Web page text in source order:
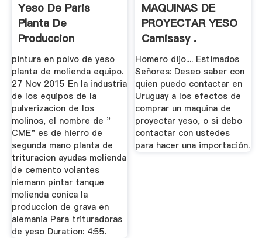
Yeso De Paris
Planta De
Produccion
pintura en polvo de yeso
planta de molienda equipo.
27 Nov 2015 En la industria
de los equipos de la
pulverizacion de los
molinos, el nombre de "
CME" es de hierro de
segunda mano planta de
trituracion ayudas molienda
de cemento volantes
niemann pintar tanque
molienda conica la
produccion de grava en
alemania Para trituradoras
de yeso Duration: 4:55.
MAQUINAS DE
PROYECTAR YESO
Camisasy .
Homero dijo.... Estimados
Señores: Deseo saber con
quien puedo contactar en
Uruguay a los efectos de
comprar un maquina de
proyectar yeso, o si debo
contactar con ustedes
para hacer una importación.